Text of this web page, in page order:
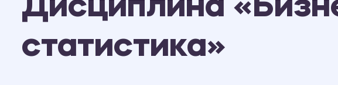
Дисциплина
статистика»